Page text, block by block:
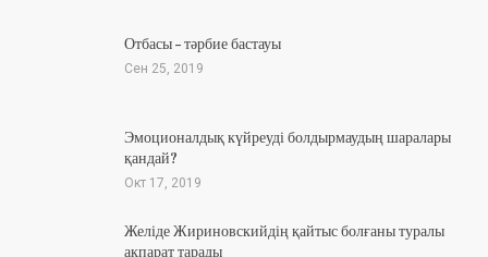
Отбасы – тәрбие бастауы
Сен 25, 2019
Эмоционалдық күйреуді болдырмаудың шаралары
қандай?
Окт 17, 2019
Желіде Жириновскийдің қайтыс болғаны туралы
ақпарат тарады